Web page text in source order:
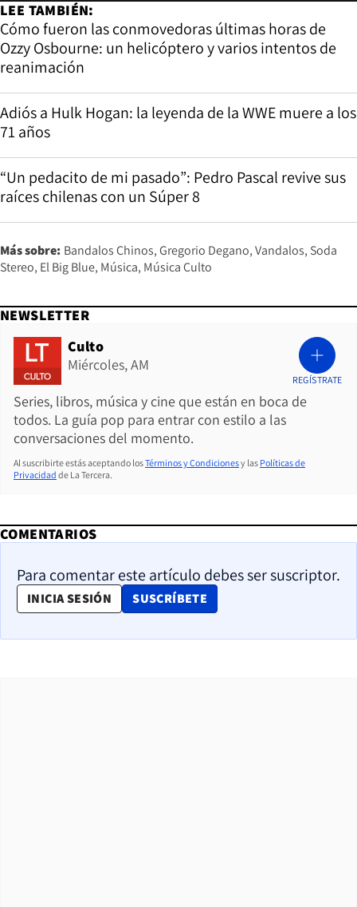
LEE TAMBIÉN:
Cómo fueron las conmovedoras últimas horas de
Ozzy Osbourne: un helicóptero y varios intentos de
reanimación
Adiós a Hulk Hogan: la leyenda de la WWE muere a los
71 años
“Un pedacito de mi pasado”: Pedro Pascal revive sus
raíces chilenas con un Súper 8
Más sobre: Bandalos Chinos Gregorio Degano Vandalos Soda
Stereo El Big Blue Música Música Culto
NEWSLETTER
Culto
Miércoles, AM
Series, libros, música y cine que están en boca de
todos. La guía pop para entrar con estilo a las
conversaciones del momento.
REGÍSTRATE
Al suscribirte estás aceptando losTérminos y Condicionesy las Políticas de
Privacidad de La Tercera.
COMENTARIOS
Para comentar este artículo debes ser suscriptor.
INICIA SESIÓN SUSCRÍBETE
OPENS IN NEW WINDOW